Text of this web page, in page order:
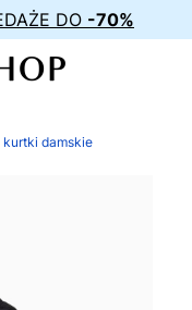
DO -70%
kurtki damskie